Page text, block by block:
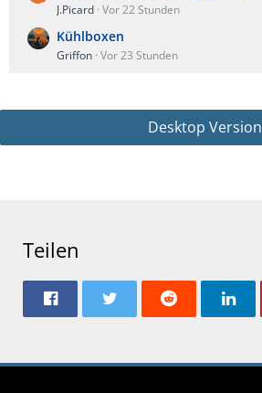
J.Picard Vor 22 Stunden
Kühlboxen
Griffon Vor 23 Stunden
Desktop Version
Teilen